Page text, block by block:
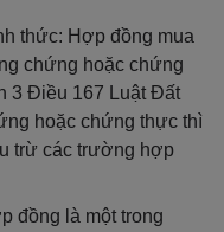
thức: Hợp đồng mua
chứng hoặc chứng
3 Điều 167 Luật Đất
hoặc chứng thực thì
trừ các trường hợp
đồng là một trong